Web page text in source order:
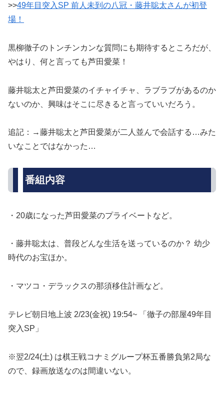
>>49年目突入SP 前人未到の八冠・藤井聡太さんが初登
場！
黒柳徹子のトンチンカンな質問にも期待するところだが、
やはり、何と言っても芦田愛菜！
藤井聡太と芦田愛菜のイチャイチャ、ラブラブがあるのか
ないのか、興味はそこに尽きると言っていいだろう。
追記：→藤井聡太と芦田愛菜が二人並んで会話する…みた
いなことではなかった…
番組内容
・20歳になった芦田愛菜のプライベートなど。
・藤井聡太は、普段どんな生活を送っているのか？ 幼少
時代のお宝ほか。
・マツコ・デラックスの那須移住計画など。
テレビ朝日地上波 2/23(金祝) 19:54~ 「徹子の部屋49年目
突入SP」
※翌2/24(土) は棋王戦コナミグループ杯五番勝負第2局な
ので、録画放送なのは間違いない。